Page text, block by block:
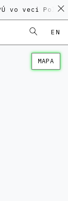
EN
MAPA